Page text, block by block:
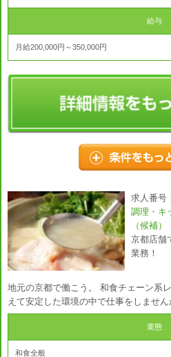
給与
月給200,000円～350,000円
求人番号
調理・キ
（候補）
京都店舗
業務！
地元の京都で働こう。 和食チェーン系
えて安定した環境の中で仕事をしません
業態
和食全般